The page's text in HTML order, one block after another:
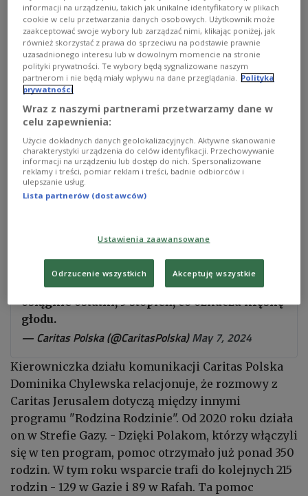
Egiptem miasta. Sylwia Hazboun z Caritas Polska
mówi o chaosie w związku z atakiem na Rafah. -
Jeżeli chodzi o sytuację bezpieczeństwa
żywnościowego, czyli jedzenia, które dociera do
Strefy Gazy, to tutaj również sytuacja jest bardzo
skomplikowana. Każdego dnia może wyglądać
nieco inaczej - czasem zostanie przepuszczonych
200 takich samochodów dostawczych z jedzeniem,
a innego dnia kilka. Z całą pewnością można
powiedzieć, że ludzie żyją z dnia na dzień -
zauważa Sylwia Hazboun.
tym miesiącu, północna część Strefy Gazy
osiągnie ostatni, 5 stopień, co oznacza klęskę
głodu.
— Caritas Polska (@CaritasPolska)May 7, 2024
Kierowniczka działu komunikacji Caritas Polska
Dominika Chylewska relacjonuje, że rozmowy z
Caritas Jerusalem dotyczą między innymi
programu "Rodzina Rodzinie". Od 2020 roku działa
on w Strefie Gazy. - Dzięki Polakom, którzy włączyli
się w ten program, pomoc otrzymało już ponad 350
rodzin. W tym roku wsparcie trafi do kolejnych 215
rodzin - 129 w Gazie i 89 w Rafah. Ta pomoc
informacji na urządzeniu, takich jak unikalne identyfikatory w plikach
cookie w celu przetwarzania danych osobowych. Użytkownik może
zaakceptować swoje wybory lub zarządzać nimi, klikając poniżej, jak
również skorzystać z prawa do sprzeciwu na podstawie prawnie
uzasadnionego interesu lub w dowolnym momencie na stronie
polityki prywatności. Te wybory będą sygnalizowane naszym
partnerom i nie będą miały wpływu na dane przeglądania.
Polityka
prywatności
Wraz z naszymi partnerami przetwarzamy dane w
celu zapewnienia:
Użycie dokładnych danych geolokalizacyjnych. Aktywne skanowanie
charakterystyki urządzenia do celów identyfikacji. Przechowywanie
informacji na urządzeniu lub dostęp do nich. Spersonalizowane
reklamy i treści, pomiar reklam i treści, badnie odbiorców i
ulepszanie usług.
Lista partnerów (dostawców)
Ustawienia zaawansowane
Odrzucenie wszystkich Akceptuję wszystkie